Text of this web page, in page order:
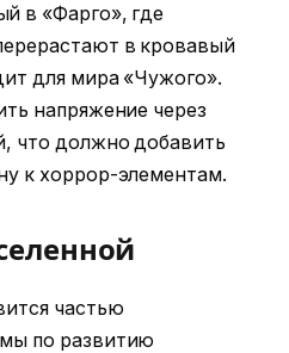
в «Фарго», где
в кровавый
для мира «Чужого».
напряжение через
что должно добавить
к хоррор-элементам.
частью
по развитию